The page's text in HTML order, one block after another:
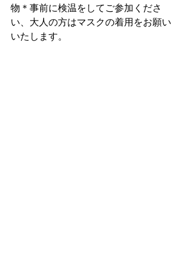
物＊事前に検温をしてご参加くださ
い、大人の方はマスクの着用をお願い
いたします。